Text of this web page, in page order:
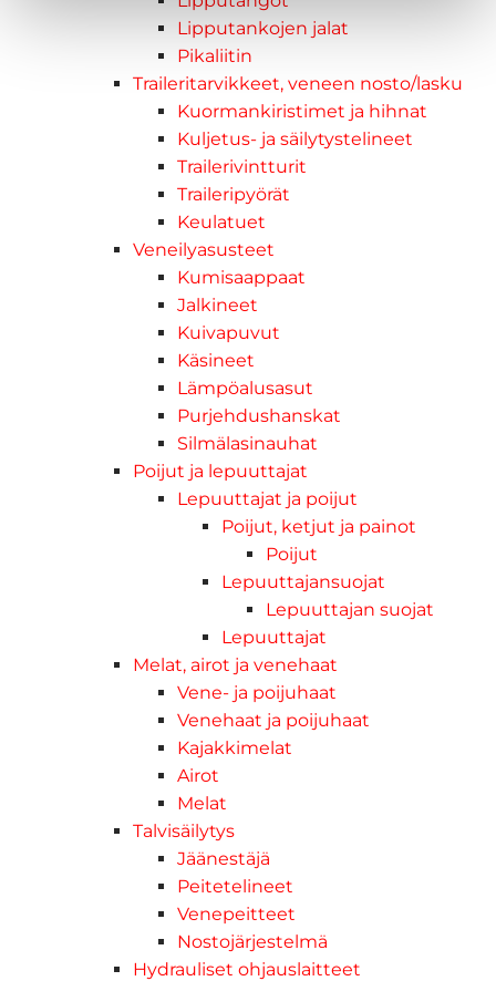
Lipputankojen jalat
Pikaliitin
Traileritarvikkeet, veneen nosto/lasku
Kuormankiristimet ja hihnat
Kuljetus- ja säilytystelineet
Trailerivintturit
Traileripyörät
Keulatuet
Veneilyasusteet
Kumisaappaat
Jalkineet
Kuivapuvut
Käsineet
Lämpöalusasut
Purjehdushanskat
Silmälasinauhat
Poijut ja lepuuttajat
Lepuuttajat ja poijut
Poijut, ketjut ja painot
Poijut
Lepuuttajansuojat
Lepuuttajan suojat
Lepuuttajat
Melat, airot ja venehaat
Vene- ja poijuhaat
Venehaat ja poijuhaat
Kajakkimelat
Airot
Melat
Talvisäilytys
Jäänestäjä
Peitetelineet
Venepeitteet
Nostojärjestelmä
Hydrauliset ohjauslaitteet